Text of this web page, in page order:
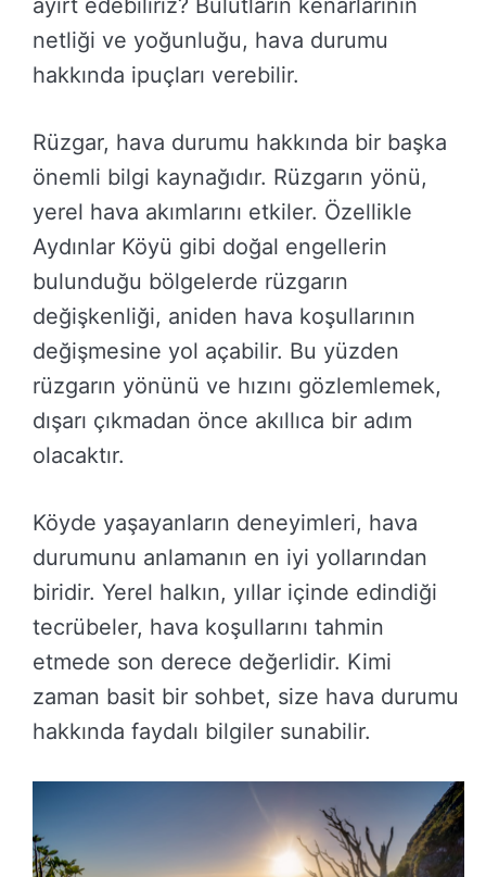
ayırt edebiliriz? Bulutların kenarlarının
netliği ve yoğunluğu, hava durumu
hakkında ipuçları verebilir.
Rüzgar, hava durumu hakkında bir başka
önemli bilgi kaynağıdır. Rüzgarın yönü,
yerel hava akımlarını etkiler. Özellikle
Aydınlar Köyü gibi doğal engellerin
bulunduğu bölgelerde rüzgarın
değişkenliği, aniden hava koşullarının
değişmesine yol açabilir. Bu yüzden
rüzgarın yönünü ve hızını gözlemlemek,
dışarı çıkmadan önce akıllıca bir adım
olacaktır.
Köyde yaşayanların deneyimleri, hava
durumunu anlamanın en iyi yollarından
biridir. Yerel halkın, yıllar içinde edindiği
tecrübeler, hava koşullarını tahmin
etmede son derece değerlidir. Kimi
zaman basit bir sohbet, size hava durumu
hakkında faydalı bilgiler sunabilir.